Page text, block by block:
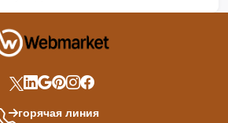
горячая линия